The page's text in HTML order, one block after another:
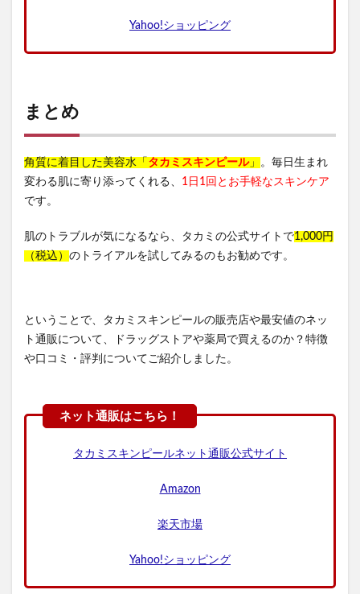
Yahoo!ショッピング
まとめ
角質に着目した美容水「 タカミスキンピール」
。毎日生まれ
変わる肌に寄り添ってくれる、 1日1回とお手軽なスキンケア
です。
肌のトラブルが気になるなら、タカミの公式サイトで1,000円
（税込） のトライアルを試してみるのもお勧めです。
ということで、タカミスキンピールの販売店や最安値のネッ
ト通販について、ドラッグストアや薬局で買えるのか？特徴
や口コミ・評判についてご紹介しました。
タカミスキンピールネット通販公式サイト
Amazon
楽天市場
Yahoo!ショッピング